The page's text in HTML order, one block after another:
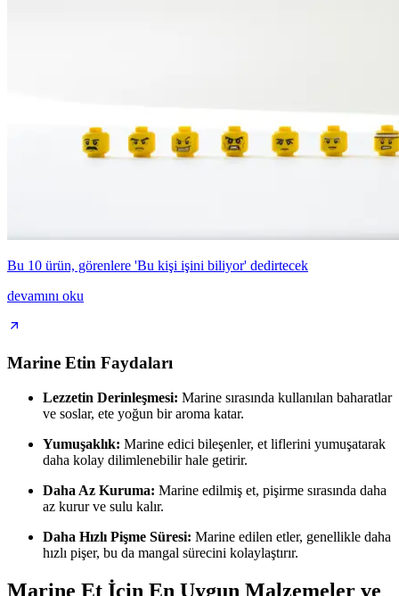
Bu 10 ürün, görenlere 'Bu kişi işini biliyor' dedirtecek
devamını oku
Marine Etin Faydaları
Lezzetin Derinleşmesi: Marine sırasında kullanılan baharatlar
ve soslar, ete yoğun bir aroma katar.
Yumuşaklık: Marine edici bileşenler, et liflerini yumuşatarak
daha kolay dilimlenebilir hale getirir.
Daha Az Kuruma: Marine edilmiş et, pişirme sırasında daha
az kurur ve sulu kalır.
Daha Hızlı Pişme Süresi: Marine edilen etler, genellikle daha
hızlı pişer, bu da mangal sürecini kolaylaştırır.
Marine Et İçin En Uygun Malzemeler ve